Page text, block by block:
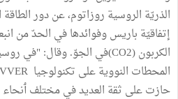
الذريّة الروسية روزاتوم،عندورالطاقة
إتفاقيّة باريسوفوائدهافي الحدّمن
الكربون(CO2) في الجوّ.وقال:
"في
المحطات النوويةعلى تكنولوجيا VVER
حازتعلى ثقة العديدفيمختلفٲنحاء